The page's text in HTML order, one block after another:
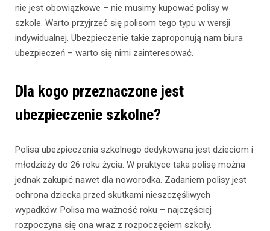
nie jest obowiązkowe – nie musimy kupować polisy w
szkole. Warto przyjrzeć się polisom tego typu w wersji
indywidualnej. Ubezpieczenie takie zaproponują nam biura
ubezpieczeń – warto się nimi zainteresować.
Dla kogo przeznaczone jest
ubezpieczenie szkolne?
Polisa ubezpieczenia szkolnego dedykowana jest dzieciom i
młodzieży do 26 roku życia. W praktyce taka polisę można
jednak zakupić nawet dla noworodka. Zadaniem polisy jest
ochrona dziecka przed skutkami nieszczęśliwych
wypadków. Polisa ma ważność roku – najczęściej
rozpoczyna się ona wraz z rozpoczęciem szkoły.